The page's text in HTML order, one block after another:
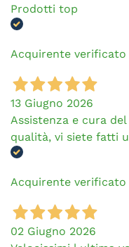
Prodotti top
Acquirente verificato
13 Giugno 2026
Assistenza e cura
qualità, vi siete fatti
Acquirente verificato
02 Giugno 2026